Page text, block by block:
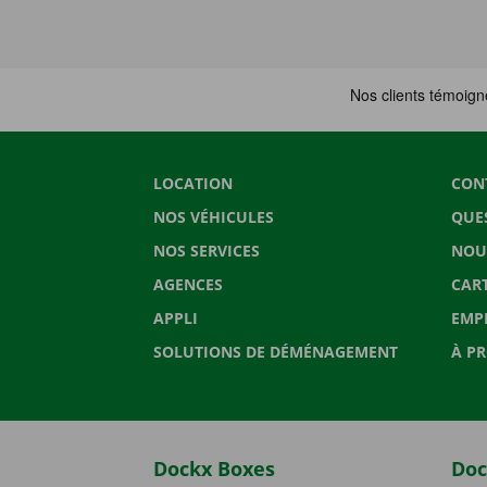
LOCATION
NOS VÉHICULES
NOS SERVICES
AGENCES
APPLI
SOLUTIONS DE DÉMÉNAGEMENT
À
Dockx Boxes